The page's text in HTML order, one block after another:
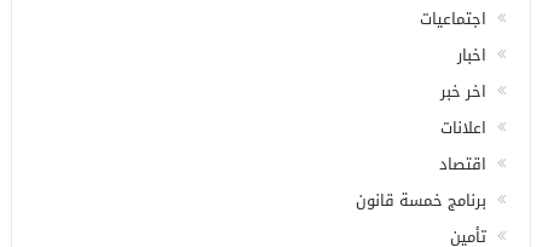
اجتماعيات
اخبار
اخر خبر
اعلانات
اقتصاد
برنامج خمسة قانون
تأمين